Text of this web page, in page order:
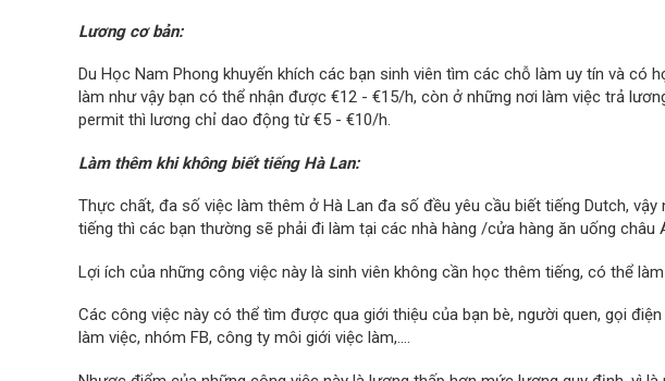
Lương cơ bản:
Du Học Nam Phong khuyến khích các bạn sinh viên tìm các chỗ làm uy tín và có
làm như vậy bạn có thể nhận được €12 - €15/h, còn ở những nơi làm việc trả
permit thì lương chỉ dao động từ €5 - €10/h.
Làm thêm khi không biết tiếng Hà Lan:
Thực chất, đa số việc làm thêm ở Hà Lan đa số đều yêu cầu biết tiếng Dutch,
tiếng thì các bạn thường sẽ phải đi làm tại các nhà hàng /cửa hàng ăn uống châu
Lợi ích của những công việc này là sinh viên không cần học thêm tiếng, có thể
Các công việc này có thể tìm được qua giới thiệu của bạn bè, người quen, gọi
làm việc, nhóm FB, công ty môi giới việc làm,….